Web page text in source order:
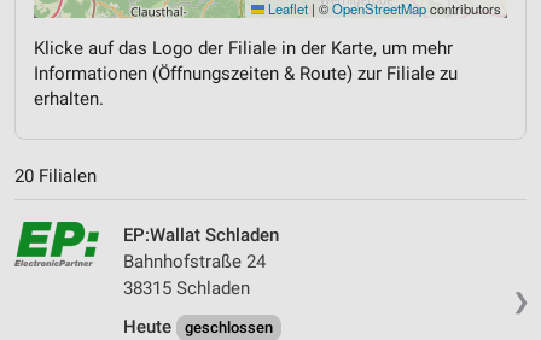
Leaflet | ©OpenStreetMapcontributors
Klicke auf das Logo der Filiale in der Karte, um mehr
Informationen (Öffnungszeiten & Route) zur Filiale zu
erhalten.
20 Filialen
❯
EP:Wallat Schladen
Bahnhofstraße 24
38315 Schladen
Heute
geschlossen